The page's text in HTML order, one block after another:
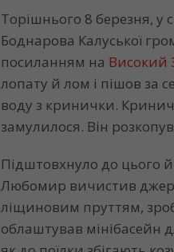
Торішнього 8 березня,
Боднарова Калуської
посиланням на Високий
лопату й лом і пішов за
воду з кринички.
замулилося. Він
Підштовхнуло до цього
Любомир вичистив
ліщиновим пруттям,
облаштував мінібасейн